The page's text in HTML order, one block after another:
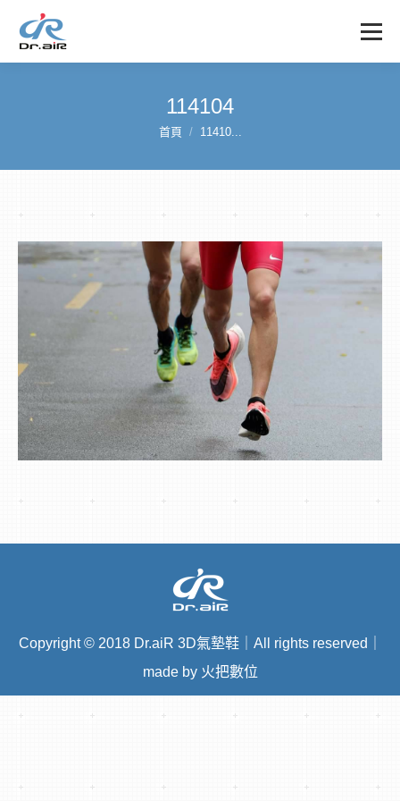
114104
您在這裡：
首頁 11410...
Copyright©2018 Dr.aiR 3D氣墊鞋｜All rights reserved｜
made by 火把數位